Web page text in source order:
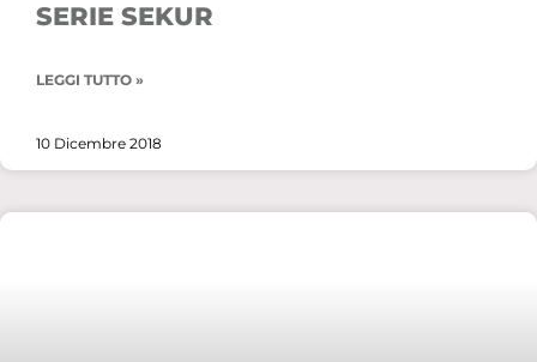
SERIE SEKUR
LEGGI TUTTO »
10 Dicembre 2018